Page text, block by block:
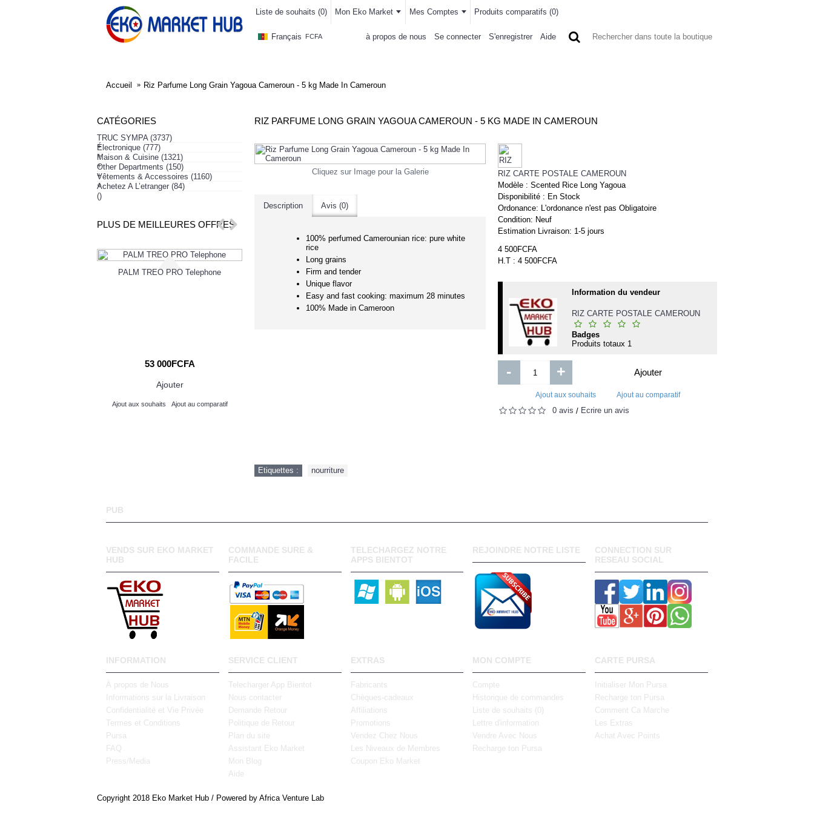
Liste de souhaits (0) Mon Eko Market Mes Comptes Produits comparatifs (0)
Français FCFA à propos de nous Se connecter S'enregistrer Aide
Accueil Riz Parfume Long Grain Yagoua Cameroun - 5 kg Made In Cameroun
CATÉGORIES
TRUC SYMPA (3737)
+
Électronique (777)
+
Maison & Cuisine (1321)
+
Other Departments (150)
+
Vêtements & Accessoires (1160)
+
Achetez A L’etranger (84)
()
PLUS DE MEILLEURES OFFRES
PALM TREO PRO Telephone
53 000FCFA
Ajouter
Ajout aux souhaits Ajout au comparatif
helmintox sachet-1
The Masters of Private Equity and
Venture Capital - Management
Lessons from the Pioneers of Private
Investing Professional Finance and
2 000FCFA
Ajouter
RIZ PARFUME LONG GRAIN YAGOUA CAMEROUN - 5 KG MADE IN CAMEROUN
Cliquez sur Image pour la Galerie
Description Avis (0)
100% perfumed Camerounian rice: pure white
rice
Long grains
Firm and tender
Unique flavor
Easy and fast cooking: maximum 28 minutes
100% Made in Cameroon
RIZ CARTE POSTALE CAMEROUN
Modèle : Scented Rice Long Yagoua
Disponibilité : En Stock
Ordonance: L'ordonance n'est pas Obligatoire
Condition: Neuf
Estimation Livraison: 1-5 jours
4 500FCFA
H.T : 4 500FCFA
Information du vendeur
RIZ CARTE POSTALE CAMEROUN
Badges
Produits totaux 1
- + Ajouter
Ajout aux souhaits Ajout au comparatif
0 avis / Écrire un avis
Etiquettes : nourriture
PUB
VENDS SUR EKO MARKET
HUB
COMMANDE SURE &
FACILE
TELECHARGEZ NOTRE
APPS BIENTOT
REJOINDRE NOTRE LISTE
CONNECTION SUR
RESEAU SOCIAL
INFORMATION
À propos de Nous
Informations sur la Livraison
Confidentialité et Vie Privée
Termes et Conditions
Pursa
FAQ
Press/Media
SERVICE CLIENT
Telecharger App Bientot
Nous contacter
Demande Retour
Politique de Retour
Plan du site
Assistant Eko Market
Mon Blog
Aide
EXTRAS
Fabricants
Chèques-cadeaux
Affiliations
Promotions
Vendez Chez Nous
Les Niveaux de Membres
Coupon Eko Market
MON COMPTE
Compte
Historique de commandes
Liste de souhaits (0)
Lettre d'information
Vendre Avec Nous
Recharge ton Pursa
CARTE PURSA
Initialiser Mon Pursa
Recharge ton Pursa
Comment Ca Marche
Les Extras
Achat Avec Points
Copyright 2018 Eko Market Hub / Powered by Africa Venture Lab